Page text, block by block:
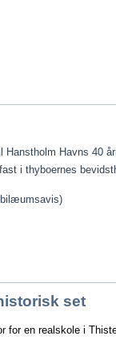
Hanstholm Havns 40
i thyboernes
set
for en realskole i